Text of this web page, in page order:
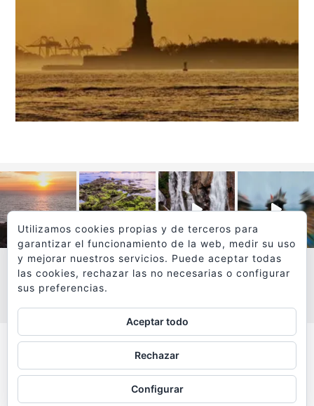
VER MÁS
Todos los textos y fotografías de
www.viajesyfotografia.comson propiedad de su autor
y están protegidos por © Copyright
Utilizamos cookies propias y de terceros para
garantizar el funcionamiento de la web, medir su uso
y mejorar nuestros servicios. Puede aceptar todas
las cookies, rechazar las no necesarias o configurar
sus preferencias.
Aceptar todo
Rechazar
Configurar